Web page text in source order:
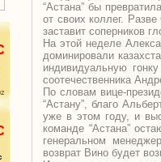
“Астана” бы
от своих коллег.
заставит соперников
На этой неделе
доминировали
индивидуальную
соотечественника
По словам вице-
“Астану”, благо
уже в этом году, и
команде “Астана”
генеральном
возврат Вино будет